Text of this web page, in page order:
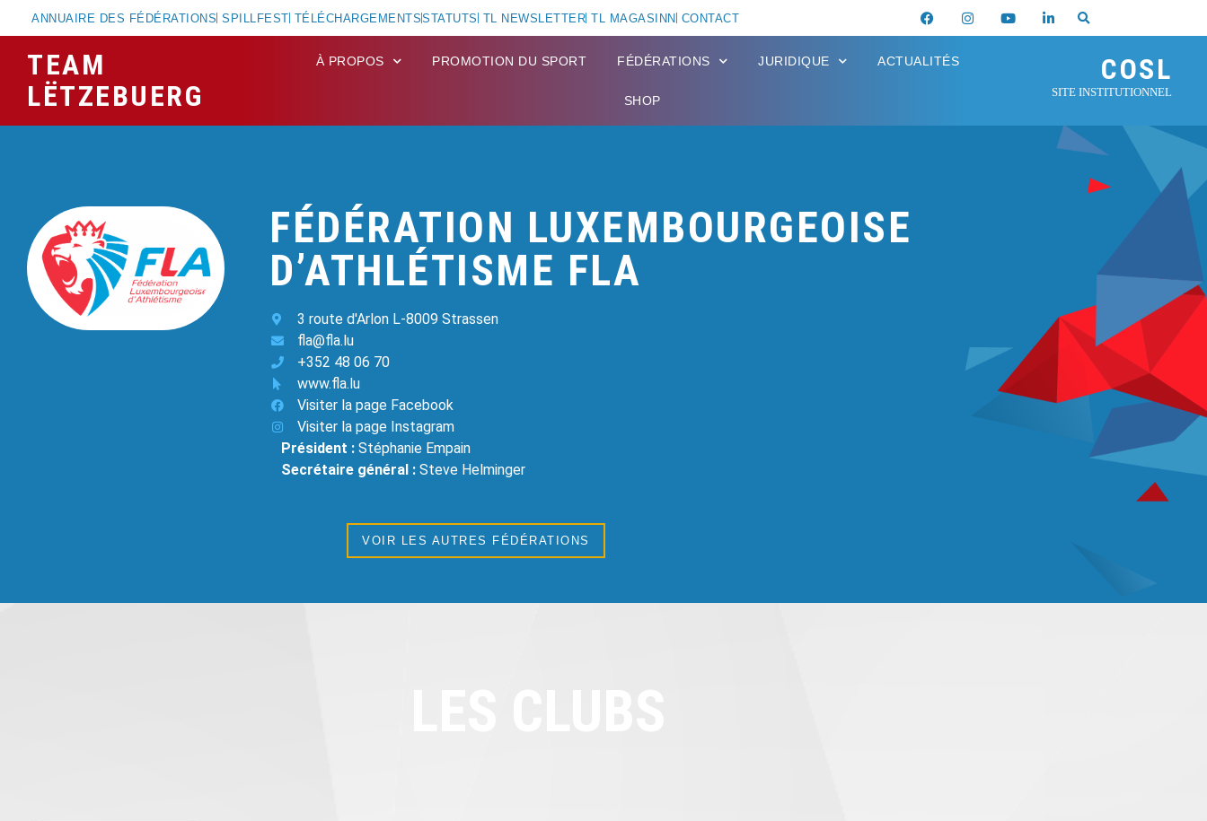
ANNUAIRE DES FÉDÉRATIONS SPILLFEST TÉLÉCHARGEMENTSSTATUTS TL NEWSLETTER TL MAGASINN CONTACT
TEAM
LËTZEBUERG
À PROPOS PROMOTION DU SPORT FÉDÉRATIONS JURIDIQUE ACTUALITÉS
SHOP
COSL
SITE INSTITUTIONNEL
FÉDÉRATION LUXEMBOURGEOISE
D’ATHLÉTISME FLA
3 route d'Arlon L-8009 Strassen
fla@fla.lu
+352 48 06 70
www.fla.lu
Visiter la page Facebook
Visiter la page Instagram
Président : Stéphanie Empain
Secrétaire général : Steve Helminger
VOIR LES AUTRES FÉDÉRATIONS